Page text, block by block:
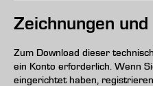
Zeichnungen
Zum Download dieser
ein Konto erforderlich. Wenn
eingerichtet haben,